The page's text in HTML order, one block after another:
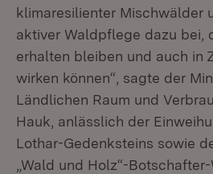
klimaresilienter Mischwälder
aktiver Waldpflege dazu bei,
erhalten bleiben und auch in
wirken können“, sagte der
Ländlichen Raum und
Hauk, anlässlich der
Lothar-Gedenksteins sowie
„Wald und Holz“-